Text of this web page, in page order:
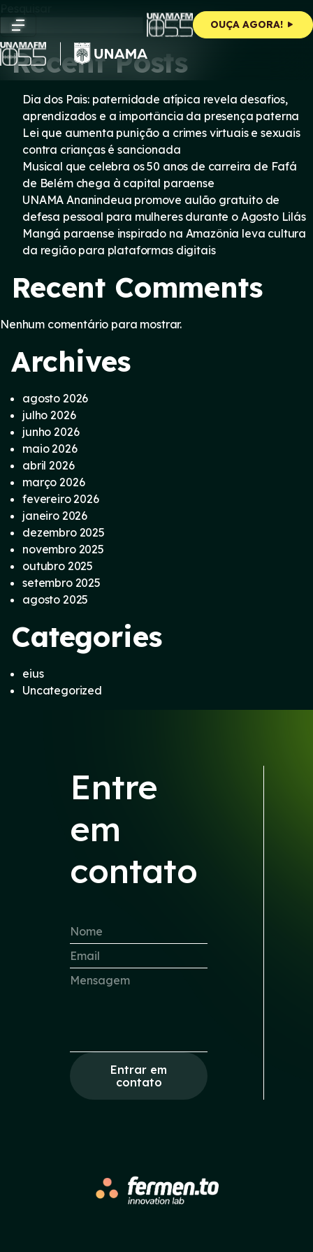
content
OUÇA AGORA!
Pesquisar
Pesquisar
Recent Posts
Dia dos Pais: paternidade atípica revela desafios,
aprendizados e a importância da presença paterna
Lei que aumenta punição a crimes virtuais e sexuais
contra crianças é sancionada
Musical que celebra os 50 anos de carreira de Fafá
de Belém chega à capital paraense
UNAMA Ananindeua promove aulão gratuito de
defesa pessoal para mulheres durante o Agosto Lilás
Mangá paraense inspirado na Amazônia leva cultura
da região para plataformas digitais
Recent Comments
Nenhum comentário para mostrar.
Archives
agosto 2026
julho 2026
junho 2026
maio 2026
abril 2026
março 2026
fevereiro 2026
janeiro 2026
dezembro 2025
novembro 2025
outubro 2025
setembro 2025
agosto 2025
Categories
eius
Uncategorized
Entre
em
contato
Entrar em
contato